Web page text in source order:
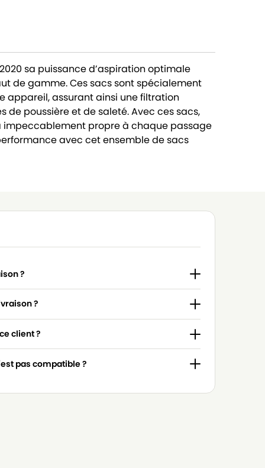
sa puissance d’aspiration optimale
de gamme. Ces sacs sont spécialement
appareil, assurant ainsi une filtration
poussière et de saleté. Avec ces sacs,
impeccablement propre à chaque passage
avec cet ensemble de sacs
?
?
client ?
pas compatible ?